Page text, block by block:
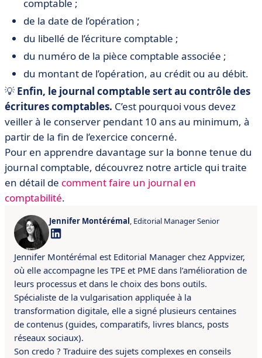
comptable ;
de la date de l’opération ;
du libellé de l’écriture comptable ;
du numéro de la pièce comptable associée ;
du montant de l’opération, au crédit ou au débit.
💡 Enfin, le journal comptable sert au contrôle des
écritures comptables. C’est pourquoi vous devez
veiller à le conserver pendant 10 ans au minimum, à
partir de la fin de l’exercice concerné.
Pour en apprendre davantage sur la bonne tenue du
journal comptable, découvrez notre article qui traite
en détail de comment faire un journal en
comptabilité.
Jennifer Montérémal, Editorial Manager Senior
Jennifer Montérémal est Editorial Manager chez Appvizer,
où elle accompagne les TPE et PME dans l’amélioration de
leurs processus et dans le choix des bons outils.
Spécialiste de la vulgarisation appliquée à la
transformation digitale, elle a signé plusieurs centaines
de contenus (guides, comparatifs, livres blancs, posts
réseaux sociaux).
Son credo ? Traduire des sujets complexes en conseils